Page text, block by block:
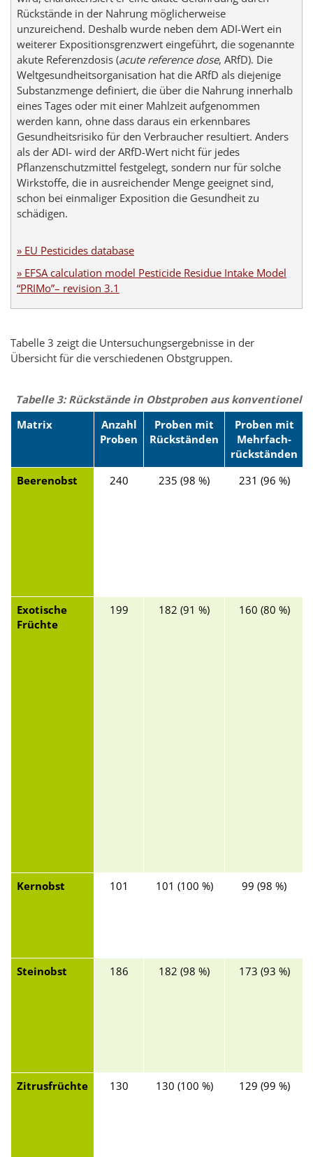
Rückstände in der Nahrung möglicherweise
unzureichend. Deshalb wurde neben dem ADI-Wert ein
weiterer Expositionsgrenzwert eingeführt, die sogenannte
akute Referenzdosis (acute reference dose, ARfD). Die
Weltgesundheitsorganisation hat die ARfD als diejenige
Substanzmenge definiert, die über die Nahrung innerhalb
eines Tages oder mit einer Mahlzeit aufgenommen
werden kann, ohne dass daraus ein erkennbares
Gesundheitsrisiko für den Verbraucher resultiert. Anders
als der ADI- wird der ARfD-Wert nicht für jedes
Pflanzenschutzmittel festgelegt, sondern nur für solche
Wirkstoffe, die in ausreichender Menge geeignet sind,
schon bei einmaliger Exposition die Gesundheit zu
schädigen.
» EU Pesticides database
» EFSA calculation model Pesticide Residue Intake Model
“PRIMo”– revision 3.1
Tabelle 3 zeigt die Untersuchungsergebnisse in der
Übersicht für die verschiedenen Obstgruppen.
Tabelle 3: Rückstände in Obstproben aus
Matrix
Anzahl
Proben
Proben mit
Rückständen
Proben mit
Mehrfach-
rückständen
Beerenobst 240 235 (98 %) 231 (96 %)
Exotische
Früchte
199 182 (91 %) 160 (80 %)
Kernobst 101 101 (100 %) 99 (98 %)
Steinobst 186 182 (98 %) 173 (93 %)
Zitrusfrüchte 130 130 (100 %) 129 (99 %)